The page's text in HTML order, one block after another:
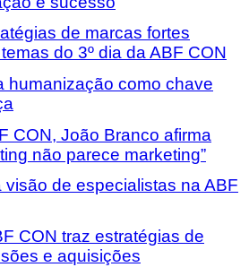
de marcas fortes
do 3º dia da ABF CON
humanização como chave
CON, João Branco afirma
não parece marketing”
visão de especialistas na ABF
CON traz estratégias de
e aquisições